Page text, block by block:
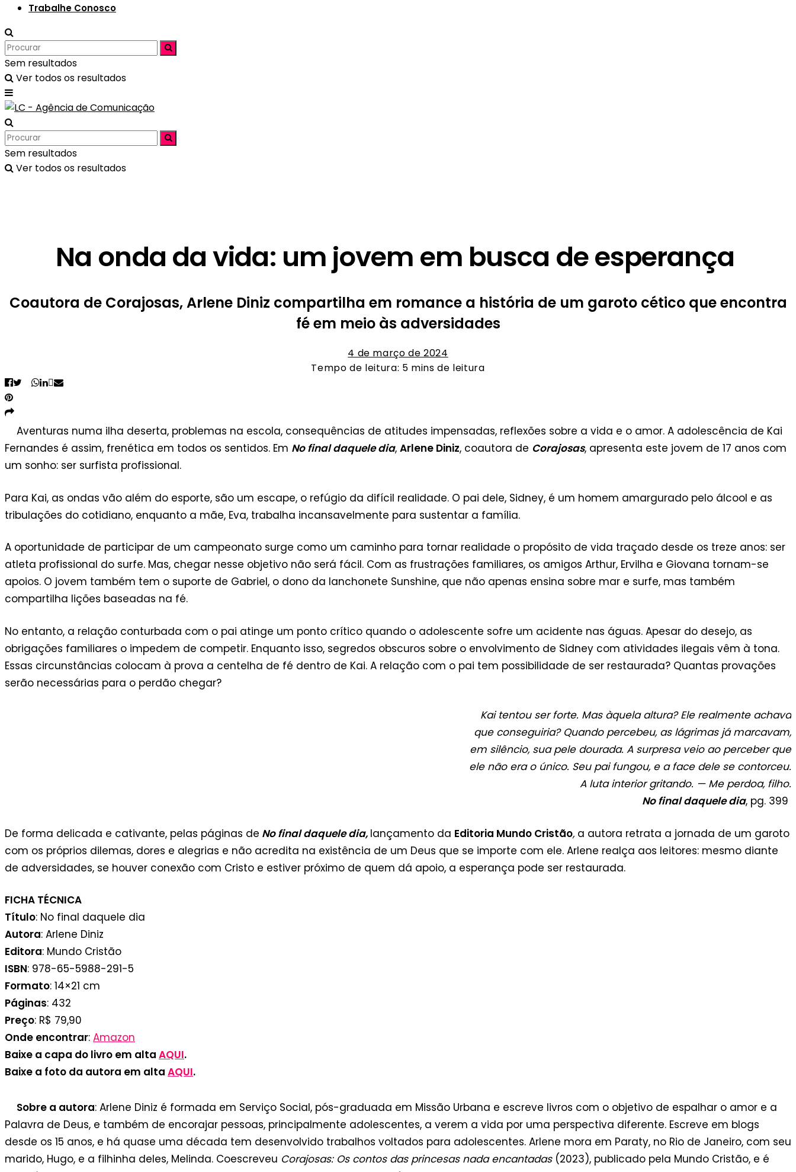
Trabalhe Conosco
Sem resultados
Ver todos os resultados
Sem resultados
Ver todos os resultados
Na onda da vida: um jovem em busca de esperança
Coautora de Corajosas, Arlene Diniz compartilha em romance a história de um garoto cético que encontra
fé em meio às adversidades
4 de março de 2024
Tempo de leitura: 5 mins de leitura
Aventuras numa ilha deserta, problemas na escola, consequências de atitudes impensadas, reflexões sobre a vida e o amor. A adolescência de Kai
Fernandes é assim, frenética em todos os sentidos. Em No final daquele dia, Arlene Diniz, coautora de Corajosas, apresenta este jovem de 17 anos com
um sonho: ser surfista profissional.
Para Kai, as ondas vão além do esporte, são um escape, o refúgio da difícil realidade. O pai dele, Sidney, é um homem amargurado pelo álcool e as
tribulações do cotidiano, enquanto a mãe, Eva, trabalha incansavelmente para sustentar a família.
A oportunidade de participar de um campeonato surge como um caminho para tornar realidade o propósito de vida traçado desde os treze anos: ser
atleta profissional do surfe. Mas, chegar nesse objetivo não será fácil. Com as frustrações familiares, os amigos Arthur, Ervilha e Giovana tornam-se
apoios. O jovem também tem o suporte de Gabriel, o dono da lanchonete Sunshine, que não apenas ensina sobre mar e surfe, mas também
compartilha lições baseadas na fé.
No entanto, a relação conturbada com o pai atinge um ponto crítico quando o adolescente sofre um acidente nas águas. Apesar do desejo, as
obrigações familiares o impedem de competir. Enquanto isso, segredos obscuros sobre o envolvimento de Sidney com atividades ilegais vêm à tona.
Essas circunstâncias colocam à prova a centelha de fé dentro de Kai. A relação com o pai tem possibilidade de ser restaurada? Quantas provações
serão necessárias para o perdão chegar?
Kai tentou ser forte. Mas àquela altura? Ele realmente achava
que conseguiria? Quando percebeu, as lágrimas já marcavam,
em silêncio, sua pele dourada. A surpresa veio ao perceber que
ele não era o único. Seu pai fungou, e a face dele se contorceu.
A luta interior gritando. — Me perdoa, filho.
No final daquele dia, pg. 399
De forma delicada e cativante, pelas páginas de No final daquele dia,lançamento da Editoria Mundo Cristão, a autora retrata a jornada de um garoto
com os próprios dilemas, dores e alegrias e não acredita na existência de um Deus que se importe com ele. Arlene realça aos leitores: mesmo diante
de adversidades, se houver conexão com Cristo e estiver próximo de quem dá apoio, a esperança pode ser restaurada.
FICHA TÉCNICA
Título: No final daquele dia
Autora: Arlene Diniz
Editora: Mundo Cristão
ISBN: 978-65-5988-291-5
Formato: 14×21 cm
Páginas: 432
Preço: R$ 79,90
Onde encontrar: Amazon
Baixe a capa do livro em alta AQUI.
Baixe a foto da autora em alta AQUI.
Sobre a autora: Arlene Diniz é formada em Serviço Social, pós-graduada em Missão Urbana e escreve livros com o objetivo de espalhar o amor e a
Palavra de Deus, e também de encorajar pessoas, principalmente adolescentes, a verem a vida por uma perspectiva diferente. Escreve em blogs
desde os 15 anos, e há quase uma década tem desenvolvido trabalhos voltados para adolescentes. Arlene mora em Paraty, no Rio de Janeiro, com seu
marido, Hugo, e a filhinha deles, Melinda. Coescreveu Corajosas: Os contos das princesas nada encantadas(2023), publicado pela Mundo Cristão, e é